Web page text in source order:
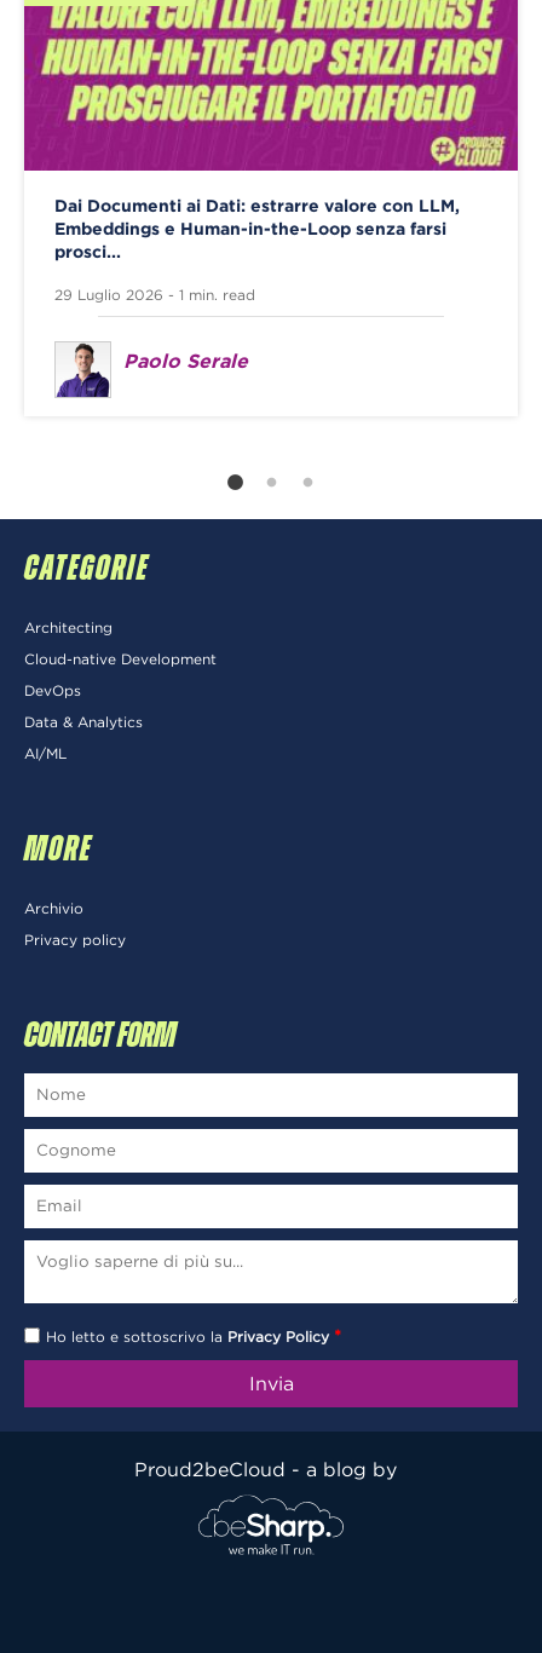
Dai Documenti ai Dati: estrarre valore con LLM,
Embeddings e Human-in-the-Loop senza farsi
prosci...
29 Luglio 2026 - 1 min. read
Paolo Serale
CATEGORIE
Architecting
Cloud-native Development
DevOps
Data & Analytics
AI/ML
MORE
Archivio
Privacy policy
CONTACT FORM
Ho letto e sottoscrivo la Privacy Policy *
Proud2beCloud - a blog by